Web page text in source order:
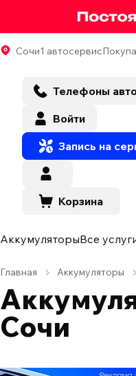
Сочи1 автосервис
Телефоны
Войти
Запись на
Корзина
АккумуляторыВсе
Главная Аккумуляторы
Сочи